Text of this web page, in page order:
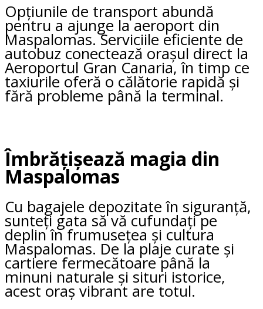
Opțiunile de transport abundă
pentru a ajunge la aeroport din
Maspalomas. Serviciile eficiente de
autobuz conectează orașul direct la
Aeroportul Gran Canaria, în timp ce
taxiurile oferă o călătorie rapidă și
fără probleme până la terminal.
Îmbrățișează magia din
Maspalomas
Cu bagajele depozitate în siguranță,
sunteți gata să vă cufundați pe
deplin în frumusețea și cultura
Maspalomas. De la plaje curate și
cartiere fermecătoare până la
minuni naturale și situri istorice,
acest oraș vibrant are totul.